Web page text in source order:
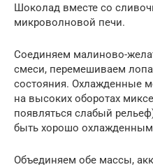
Шоколад вместе со
микроволновой печи.
Соединяем малиново-
смеси, перемешиваем
состояния. Охлажденные
на высоких оборотах
появляться слабый
быть хорошо
Объединяем обе массы,